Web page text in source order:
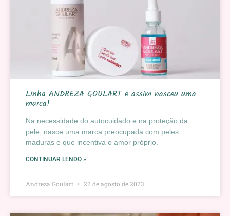
Linha ANDREZA GOULART e assim nasceu uma
marca!
Na necessidade do autocuidado e na proteção da
pele, nasce uma marca preocupada com peles
maduras e que incentiva o amor próprio.
CONTINUAR LENDO »
Andreza Goulart 22 de agosto de 2023